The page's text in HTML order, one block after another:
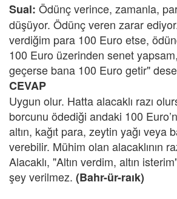
Sual: Ödünç verince, zamanla,
düşüyor. Ödünç veren zarar
verdiğim para 100 Euro etse,
100 Euro üzerinden senet
geçerse bana 100 Euro getir"
CEVAP
Uygun olur. Hatta alacaklı razı
borcunu ödediği andaki 100
altın, kağıt para, zeytin yağı veya
verebilir. Mühim olan alacaklının
Alacaklı, "Altın verdim, altın
şey verilmez. (Bahr-ür-raık)